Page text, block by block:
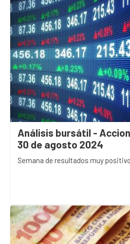
Análisis bursátil -
30 de agosto 2024
Semana de resultados muy